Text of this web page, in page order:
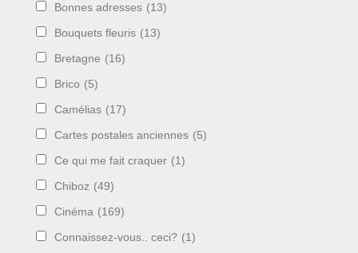
Bonnes adresses (13)
Bouquets fleuris (13)
Bretagne (16)
Brico (5)
Camélias (17)
Cartes postales anciennes (5)
Ce qui me fait craquer (1)
Chiboz (49)
Cinéma (169)
Connaissez-vous.. ceci? (1)